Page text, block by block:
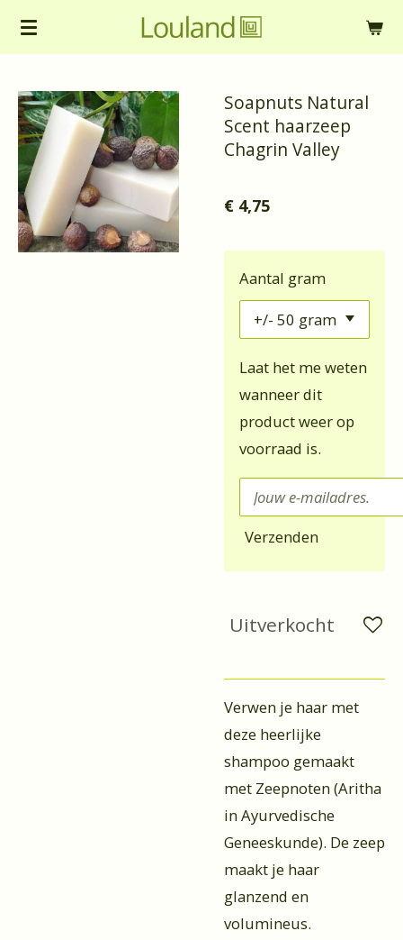
Ga
de
hoofdinhoud
Soapnuts Natural
Scent haarzeep
Chagrin Valley
€ 4,75
Aantal gram
Laat het me weten
wanneer dit
product weer op
voorraad is.
Verzenden
Uitverkocht
Verwen je haar met
deze heerlijke
shampoo gemaakt
met Zeepnoten (Aritha
in Ayurvedische
Geneeskunde). De zeep
maakt je haar
glanzend en
volumineus.